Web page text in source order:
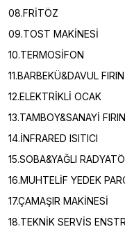
08.FRİTÖZ
09.TOST MAKİNESİ
10.TERMOSİFON
11.BARBEKÜ&DAVUL FIRIN
12.ELEKTRİKLİ OCAK
13.TAMBOY&SANAYİ FIRIN
14.İNFRARED ISITICI
15.SOBA&YAĞLI
16.MUHTELİF YEDEK
17.ÇAMAŞIR MAKİNESİ
18.TEKNİK SERVİS